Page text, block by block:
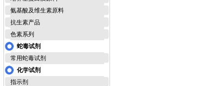
氨基酸及维生素原料
抗生素产品
色素系列
蛇毒试剂
常用蛇毒试剂
化学试剂
指示剂